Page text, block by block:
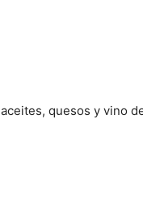
quesos y vino